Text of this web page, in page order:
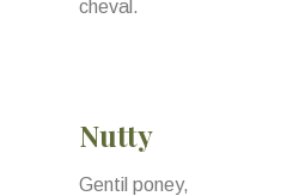
cheval.
Nutty
Gentil poney,